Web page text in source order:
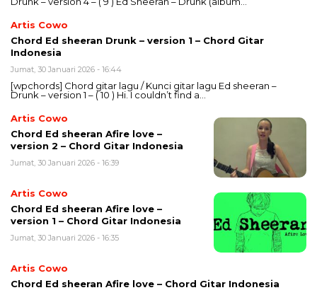
Artis Cowo
Chord Ed sheeran Drunk – version 1 – Chord Gitar
Indonesia
Jumat, 30 Januari 2026 - 16:44
[wpchords] Chord gitar lagu / Kunci gitar lagu Ed sheeran –
Drunk – version 1 – ( 10 ) Hi. I couldn’t find a…
Artis Cowo
Chord Ed sheeran Afire love –
version 2 – Chord Gitar Indonesia
Jumat, 30 Januari 2026 - 16:39
Artis Cowo
Chord Ed sheeran Afire love –
version 1 – Chord Gitar Indonesia
Jumat, 30 Januari 2026 - 16:35
Artis Cowo
Chord Ed sheeran Afire love – Chord Gitar Indonesia